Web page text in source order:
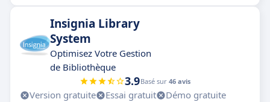
Insignia Library
System
Optimisez Votre Gestion
de Bibliothèque
3.9Basé sur 46 avis
Version gratuite Essai gratuit
Démo gratuite